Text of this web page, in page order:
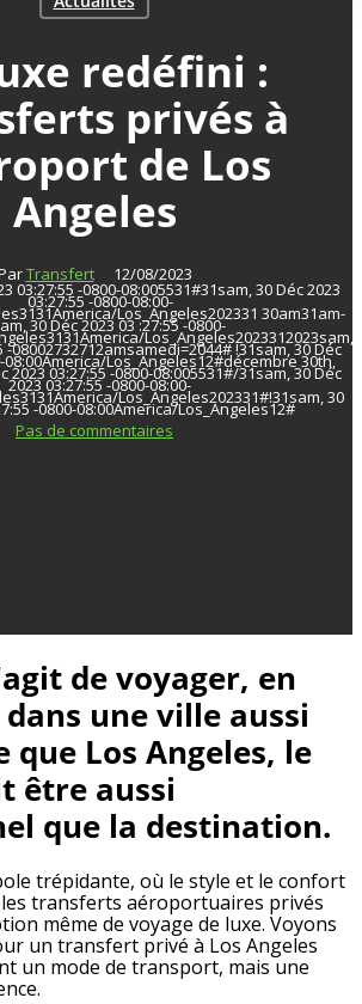
redéfini :
privés à
de Los
Angeles
Transfert 12/08/2023
03:27:55 -0800-08:005531#31sam, 30 Déc 2023
03:27:55 -0800-08:00-
Los_Angeles202331 30am31am-
30 Déc 2023 03 :27:55 -0800-
Los_Angeles2023312023sam,
-08002732712amsamedi=2044# !31sam, 30 Déc
08:00America/Los_Angeles12#décembre 30th,
2023 03:27:55 -0800-08:005531#/31sam, 30 Déc
2023 03:27:55 -0800-08:00-
Los_Angeles202331#!31sam, 30
-0800-08:00America/Los_Angeles12#
Pas de commentaires
de voyager, en
une ville aussi
que Los Angeles, le
être aussi
que la destination.
trépidante, où le style et le confort
transferts aéroportuaires privés
même de voyage de luxe. Voyons
un transfert privé à Los Angeles
un mode de transport, mais une